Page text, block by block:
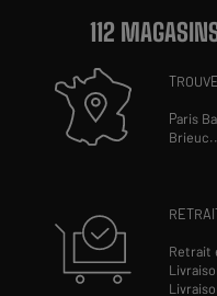
112
Paris
Brieuc
Retrait